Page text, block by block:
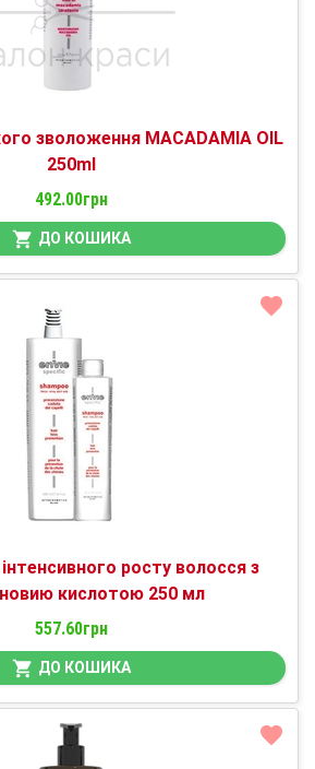
зволоження MACADAMIA OIL
250ml
492.00грн
ДО КОШИКА
росту волосся з
кислотою 250 мл
557.60грн
ДО КОШИКА